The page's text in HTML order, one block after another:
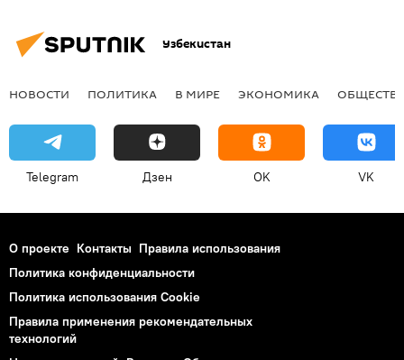
Узбекистан
НОВОСТИ ПОЛИТИКА В МИРЕ ЭКОНОМИКА
Telegram Дзен OK VK
О проекте Контакты Правила использования
Политика конфиденциальности
Политика использования Cookie
Правила применения рекомендательных
технологий